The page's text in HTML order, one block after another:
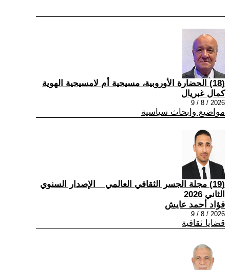
(18) الحضارة الأوروبية، مسيحية أم لامسيحية الهوية
كمال غبريال
2026 / 8 / 9
مواضيع وابحاث سياسية
(19) مجلة الجسر الثقافي العالمي _ الإصدار السنوي
الثاني 2026
فؤاد أحمد عايش
2026 / 8 / 9
قضايا ثقافية